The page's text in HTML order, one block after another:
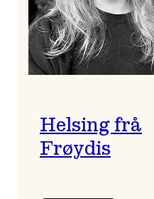
Helsing frå
Frøydis